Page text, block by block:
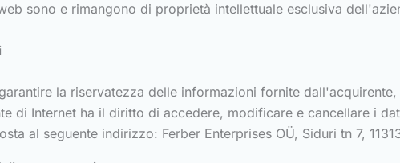
sono e rimangono di proprietà intellettuale esclusiva
la riservatezza delle informazioni fornite
di Internet ha il diritto di accedere, modificare e cancellare i
al seguente indirizzo: Ferber Enterprises OÜ, Siduri tn 7,